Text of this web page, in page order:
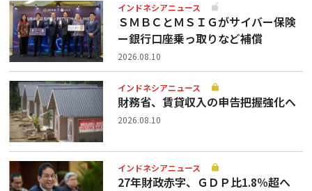
インドネシアニュース
ＳＭＢＣとＭＳＩＧがサイバー保険
ー銀行口座乗っ取りなど補償
2026.08.10
インドネシアニュース
財務省、賃貸収入の申告把握強化へ
2026.08.10
インドネシアニュース
27年財政赤字、ＧＤＰ比1.8％超へ